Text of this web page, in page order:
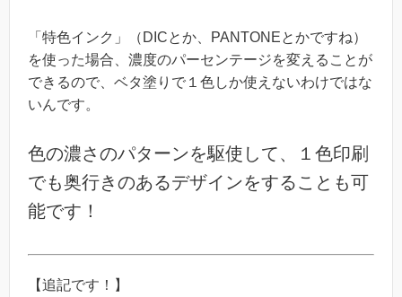
「特色インク」（DICとか、PANTONEとかですね）
を使った場合、濃度のパーセンテージを変えることが
できるので、ベタ塗りで１色しか使えないわけではな
いんです。
色の濃さのパターンを駆使して、１色印刷
でも奥行きのあるデザインをすることも可
能です！
【追記です！】